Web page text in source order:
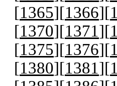
[1365][1366][
[1370][1371][
[1375][1376][
[1380][1381][